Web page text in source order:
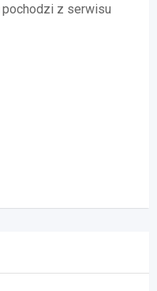
pochodzi z serwisu